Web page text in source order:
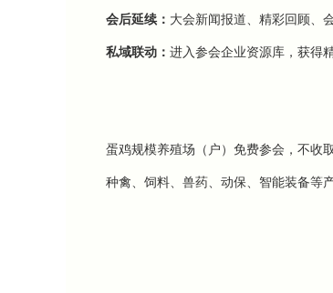
会后延续： 大会新闻报道、精彩回顾、
私域联动： 进入参会企业资源库，获得
蛋鸡规模养殖场（户）免费参会，不收
种禽、饲料、兽药、动保、智能装备等